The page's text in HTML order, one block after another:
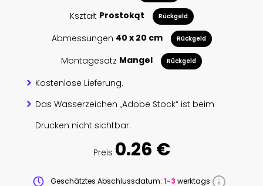
Kształt Prostokąt Rückgeld
Abmessungen 40 x 20 cm Rückgeld
Montagesatz Mangel Rückgeld
Kostenlose Lieferung.
Das Wasserzeichen „Adobe Stock“ ist beim
Drucken nicht sichtbar.
Preis 0.26 €
Geschätztes Abschlussdatum: 1-3 werktags